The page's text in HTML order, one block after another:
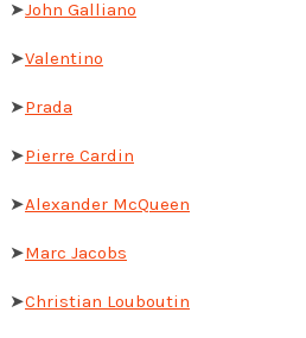
➤John Galliano
➤Valentino
➤Prada
➤Pierre Cardin
➤Alexander McQueen
➤Marc Jacobs
➤Christian Louboutin